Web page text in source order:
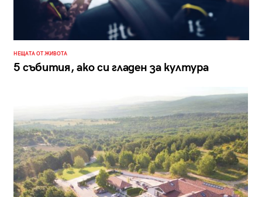
НЕЩАТА ОТ ЖИВОТА
5 събития, ако си гладен за култура